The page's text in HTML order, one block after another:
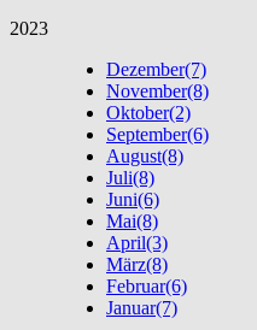
2023
Dezember(7)
November(8)
Oktober(2)
September(6)
August(8)
Juli(8)
Juni(6)
Mai(8)
April(3)
März(8)
Februar(6)
Januar(7)